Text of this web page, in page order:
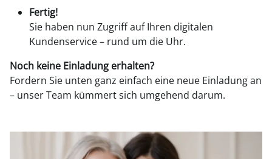
Fertig!
Sie haben nun Zugriff auf Ihren digitalen
Kundenservice – rund um die Uhr.
Noch keine Einladung erhalten?
Fordern Sie unten ganz einfach eine neue Einladung an
– unser Team kümmert sich umgehend darum.